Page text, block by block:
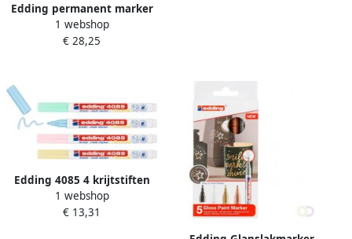
Edding permanent marker
e-800 in geassorteerde
kleuren doos van 5 stuks
1 webshop
€ 28,25
Edding 4085 4 krijtstiften
blister pastel kleuren ronde
punt 1-2 mm blister van 4
1 webshop
€ 13,31